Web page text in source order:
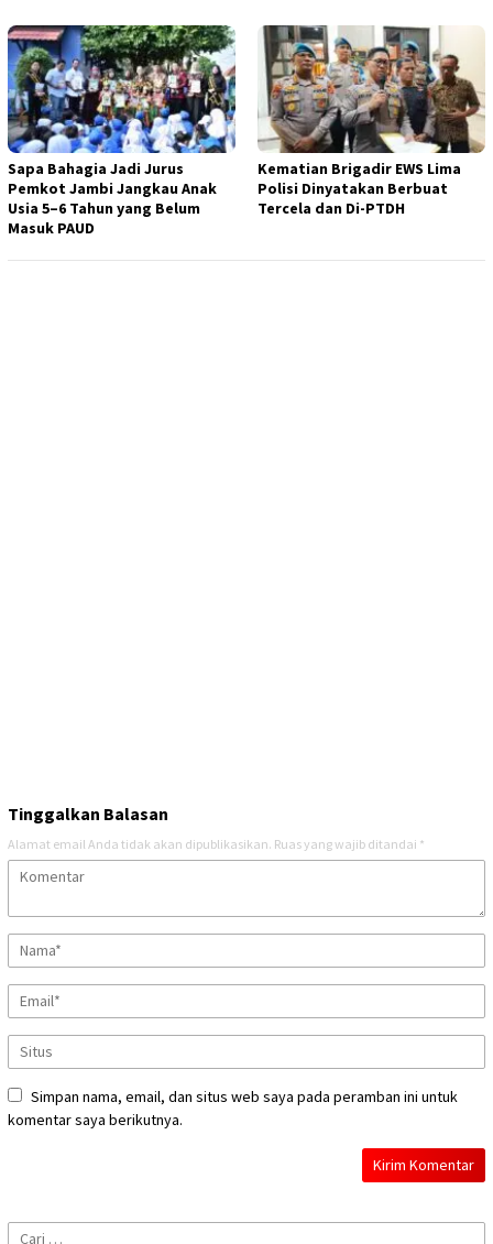
Sapa Bahagia Jadi Jurus
Pemkot Jambi Jangkau Anak
Usia 5–6 Tahun yang Belum
Masuk PAUD
Kematian Brigadir EWS Lima
Polisi Dinyatakan Berbuat
Tercela dan Di-PTDH
Tinggalkan Balasan
Alamat email Anda tidak akan dipublikasikan. Ruas yang wajib ditandai *
Simpan nama, email, dan situs web saya pada peramban ini untuk
komentar saya berikutnya.
Cari